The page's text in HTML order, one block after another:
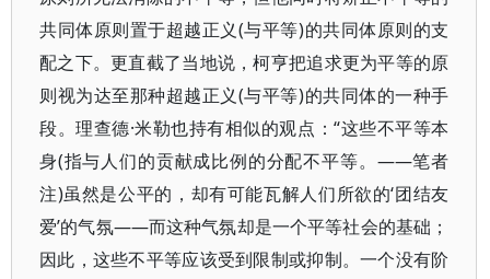
共同体原则置于超越正义(与平等)的共同体原则的支
配之下。更直截了当地说，柯亨把追求更为平等的原
则视为达至那种超越正义(与平等)的共同体的一种手
段。理查德·米勒也持有相似的观点：“这些不平等本
身(指与人们的贡献成比例的分配不平等。——笔者
注)虽然是公平的，却有可能瓦解人们所欲的‘团结友
爱’的气氛——而这种气氛却是一个平等社会的基础；
因此，这些不平等应该受到限制或抑制。一个没有阶